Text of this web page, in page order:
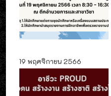
19 พฤศจิกายน 2566